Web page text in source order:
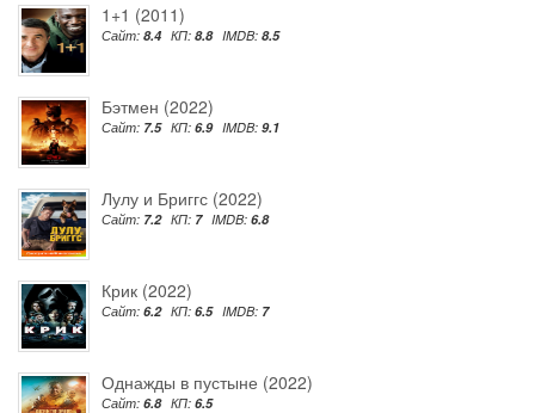
1+1 (2011)
Сайт: 8.4 КП: 8.8 IMDB: 8.5
Бэтмен (2022)
Сайт: 7.5 КП: 6.9 IMDB: 9.1
Лулу и Бриггс (2022)
Сайт: 7.2 КП: 7 IMDB: 6.8
Крик (2022)
Сайт: 6.2 КП: 6.5 IMDB: 7
Однажды в пустыне (2022)
Сайт: 6.8 КП: 6.5